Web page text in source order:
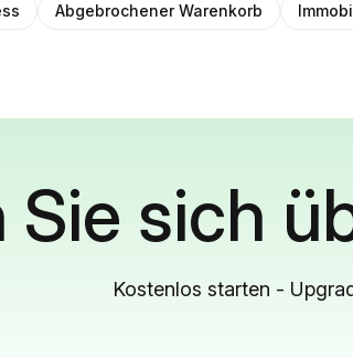
Abgebrochener Warenkorb
sich
Kostenlos starten -